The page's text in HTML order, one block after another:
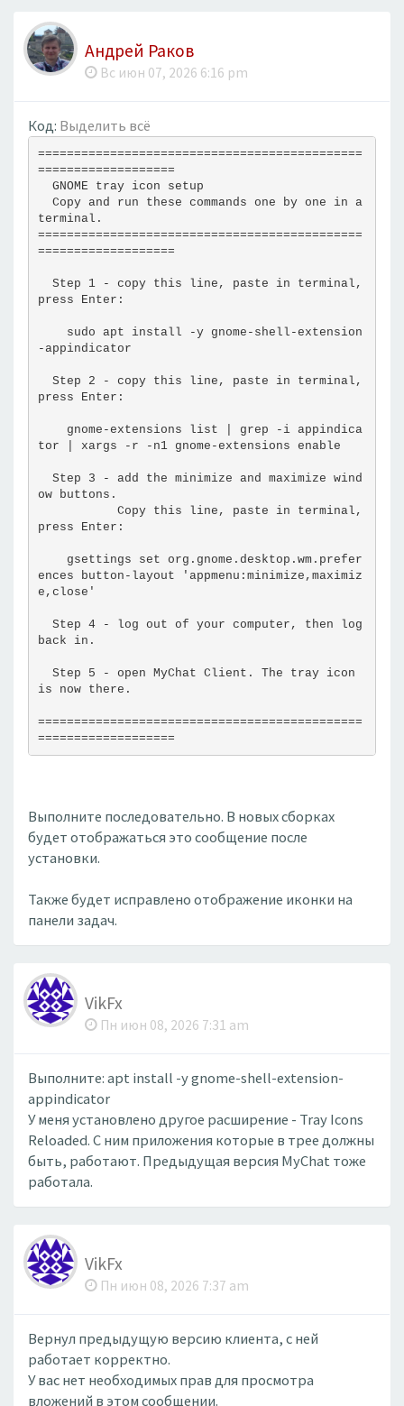
Андрей Раков
Вс июн 07, 2026 6:16 pm
Код: Выделить всё
=============================================
===================
GNOME tray icon setup
Copy and run these commands one by one in a
terminal.
=============================================
===================
Step 1 - copy this line, paste in terminal,
press Enter:
sudo apt install -y gnome-shell-extension
-appindicator
Step 2 - copy this line, paste in terminal,
press Enter:
gnome-extensions list | grep -i appindica
tor | xargs -r -n1 gnome-extensions enable
Step 3 - add the minimize and maximize wind
ow buttons.
Copy this line, paste in terminal,
press Enter:
gsettings set org.gnome.desktop.wm.prefer
ences button-layout 'appmenu:minimize,maximiz
e,close'
Step 4 - log out of your computer, then log
back in.
Step 5 - open MyChat Client. The tray icon
is now there.
=============================================
===================
Выполните последовательно. В новых сборках
будет отображаться это сообщение после
установки.
Также будет исправлено отображение иконки на
панели задач.
VikFx
Пн июн 08, 2026 7:31 am
Выполните: apt install -y gnome-shell-extension-
appindicator
У меня установлено другое расширение - Tray Icons
Reloaded. С ним приложения которые в трее должны
быть, работают. Предыдущая версия MyChat тоже
работала.
VikFx
Пн июн 08, 2026 7:37 am
Вернул предыдущую версию клиента, с ней
работает корректно.
У вас нет необходимых прав для просмотра
вложений в этом сообщении.